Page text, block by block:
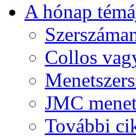
A hónap
Collos
JMC
További